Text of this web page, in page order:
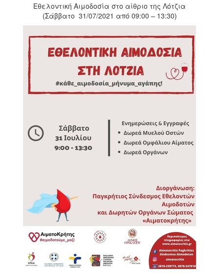
2018
2017
2016
2015
2006
ΠΟΛΙΤΙΣΜΟΣ
ΑΝΘΕΚΤΙΚΗ
Εθελοντική Αιμοδοσία στο αίθριο της Λότζια
(Σάββατο 31/07/2021 από 09:00 – 13:30)